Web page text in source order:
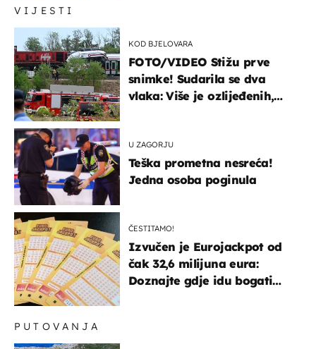
VIJESTI
KOD BJELOVARA
FOTO/VIDEO Stižu prve
snimke! Sudarila se dva
vlaka: Više je ozlijeđenih,
U ZAGORJU
Teška prometna nesreća!
Jedna osoba poginula
ČESTITAMO!
Izvučen je Eurojackpot od
čak 32,6 milijuna eura:
Doznajte gdje idu bogati
PUTOVANJA